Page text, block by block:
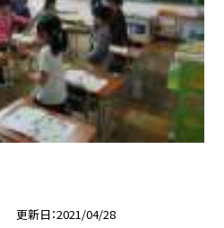
更新日 2021/04/28